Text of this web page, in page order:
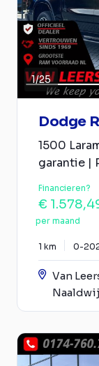
1/25
Dodge
1500
garantie |
Financieren?
€
per maand
1 km 0-
Van